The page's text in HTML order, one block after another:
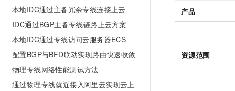
本地IDC通过主备冗余专线连接上云
IDC通过BGP主备专线链路上云方案
本地IDC通过专线访问云服务器ECS
配置BGP与BFD联动实现路由快速收敛
物理专线网络性能测试方法
通过物理专线就近接入阿里云实现云上
产品
资源范围